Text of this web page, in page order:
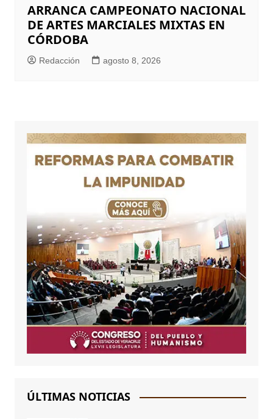
ARRANCA CAMPEONATO NACIONAL
DE ARTES MARCIALES MIXTAS EN
CÓRDOBA
Redacción agosto 8, 2026
ÚLTIMAS NOTICIAS